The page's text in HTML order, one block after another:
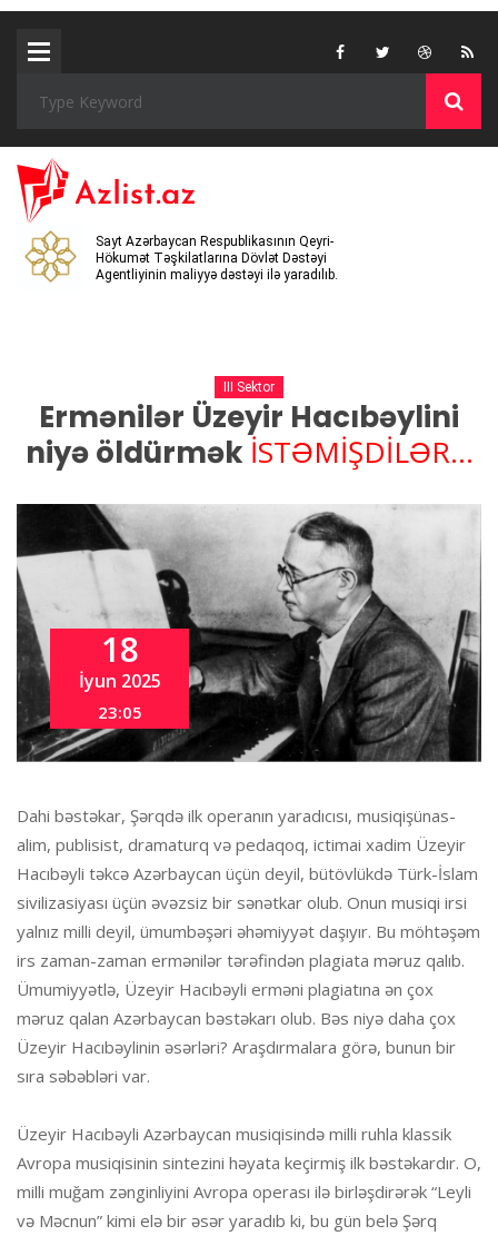
Sayt Azərbaycan Respublikasının Qeyri-
Hökumət Təşkilatlarına Dövlət Dəstəyi
Agentliyinin maliyyə dəstəyi ilə yaradılıb.
III Sektor
Ermənilər Üzeyir Hacıbəylini
niyə öldürmək İSTƏMİŞDİLƏR...
18
İyun 2025
23:05
Dahi bəstəkar, Şərqdə ilk operanın yaradıcısı, musiqişünas-
alim, publisist, dramaturq və pedaqoq, ictimai xadim Üzeyir
Hacıbəyli təkcə Azərbaycan üçün deyil, bütövlükdə Türk-İslam
sivilizasiyası üçün əvəzsiz bir sənətkar olub. Onun musiqi irsi
yalnız milli deyil, ümumbəşəri əhəmiyyət daşıyır. Bu möhtəşəm
irs zaman-zaman ermənilər tərəfindən plagiata məruz qalıb.
Ümumiyyətlə, Üzeyir Hacıbəyli erməni plagiatına ən çox
məruz qalan Azərbaycan bəstəkarı olub. Bəs niyə daha çox
Üzeyir Hacıbəylinin əsərləri? Araşdırmalara görə, bunun bir
sıra səbəbləri var.
Üzeyir Hacıbəyli Azərbaycan musiqisində milli ruhla klassik
Avropa musiqisinin sintezini həyata keçirmiş ilk bəstəkardır. O,
milli muğam zənginliyini Avropa operası ilə birləşdirərək “Leyli
və Məcnun” kimi elə bir əsər yaradıb ki, bu gün belə Şərq